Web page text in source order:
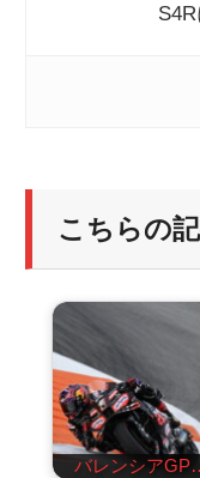
こちらの
バレンシア